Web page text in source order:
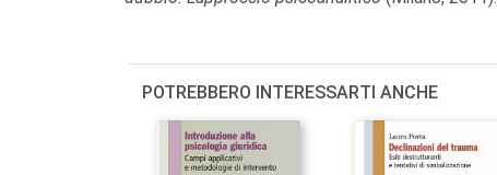
POTREBBERO INTERESSARTI ANCHE